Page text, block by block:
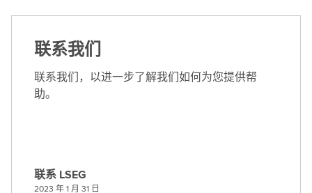
联系我们
联系我们，以进一步了解我们如何为您提供帮
助。
联
联系 LSEG
2023 年 1 月 31 日